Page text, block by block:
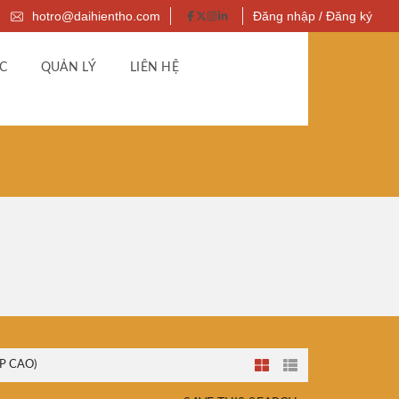
hotro@daihientho.com Đăng nhập / Đăng ký
QUẢN LÝ LIÊN HỆ
CAO)